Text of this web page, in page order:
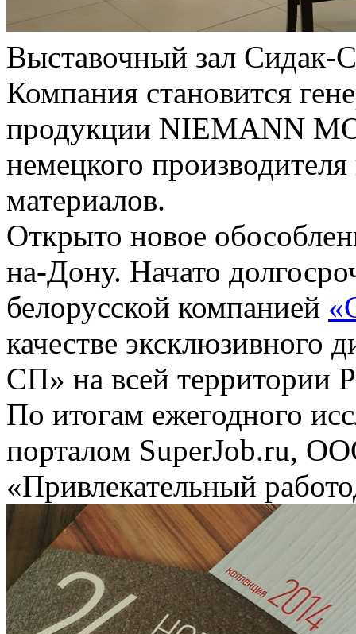
Выставочный зал
Компания становится
продукции NIEMANN
немецкого
материалов.
Открыто новое
на-Дону. Начато
белорусской компанией
качестве
СП» на всей территории
По итогам ежегодного
порталом SuperJob.ru,
«Привлекательный